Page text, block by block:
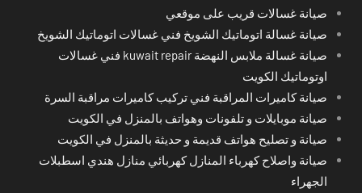
صيانة غسالات قريب على موقعي
صيانة غسالة اتوماتيك الشويخ فني غسالات اتوماتيك الشويخ
صيانة غسالة ملابس النهضة kuwait repair فني غسالات
اوتوماتيك الكويت
صيانة كاميرات المراقبة فني تركيب كاميرات مراقبة السرة
صيانة موبايلات و تلفونات وهواتف بالمنزل في الكويت
صيانة و تصليح هواتف قديمة و حديثة بالمنزل في الكويت
صيانة واصلاح كهرباء المنازل كهربائي منازل هندي اسطبلات
الجهراء